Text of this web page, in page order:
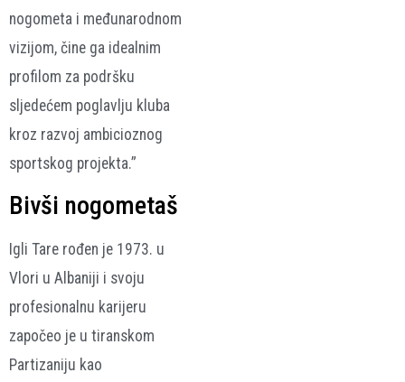
nogometa i međunarodnom
vizijom, čine ga idealnim
profilom za podršku
sljedećem poglavlju kluba
kroz razvoj ambicioznog
sportskog projekta.”
Bivši nogometaš
Igli Tare rođen je 1973. u
Vlori u Albaniji i svoju
profesionalnu karijeru
započeo je u tiranskom
Partizaniju kao